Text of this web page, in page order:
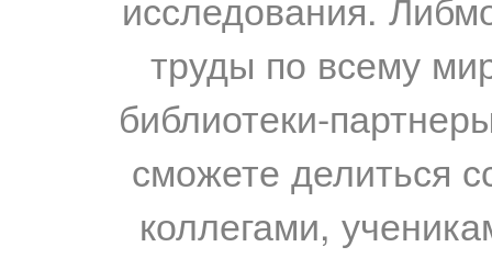
труды по всему
библиотеки-
сможете делиться
коллегами,